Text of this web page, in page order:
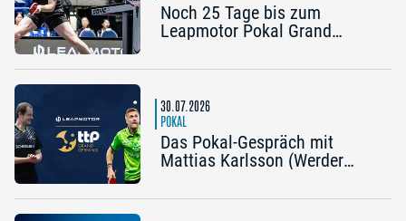
Noch 25 Tage bis zum
Leapmotor Pokal Grand
Tickets zum Preis von zwei
30.07.2026
POKAL
Das Pokal-Gespräch mit
Mattias Karlsson (Werder
(Trainer TTC Schwalbe